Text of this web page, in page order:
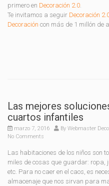
primero en Decoración 2.0.
Te invitamos a seguir Decoración
Decoración con más de 1 millón de
Las mejores
cuartos infantiles
marzo 7, 2016 By Webmaster
No Comments
Las habitaciones de los niños son
miles de cosas que guardar: ropa,
etc. Para no caer en el caos, es
almacenaje que nos sirvan para